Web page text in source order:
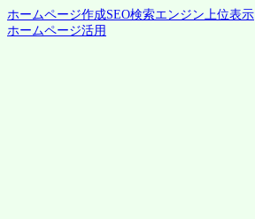
ホームページ作成SEO検索エンジン上位表示
ホームページ活用